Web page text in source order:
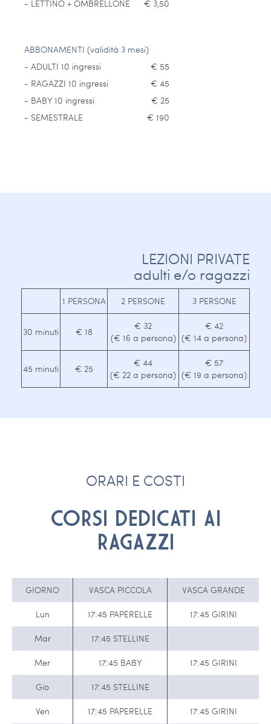
- LETTINO + OMBRELLONE € 3,50
ABBONAMENTI (validità 3 mesi)
- ADULTI 10 ingressi
€ 55
- RAGAZZI 10 ingressi
€ 45
- BABY 10 ingressi
€ 25
- SEMESTRALE
€ 190
LEZIONI PRIVATE
adulti e/o ragazzi
1 PERSONA 2 PERSONE 3 PERSONE
30 minuti € 18
€ 32
(€ 16 a persona)
€ 42
(€ 14 a persona)
45 minuti € 25
€ 44
(€ 22 a persona)
€ 57
(€ 19 a persona)
ORARI E COSTI
CORSI DEDICATI AI
RAGAZZI
GIORNO VASCA PICCOLA VASCA GRANDE
Lun 17:45 PAPERELLE 17:45 GIRINI
Mar 17:45 STELLINE
Mer 17:45 BABY 17:45 GIRINI
Gio 17:45 STELLINE
Ven 17:45 PAPERELLE 17:45 GIRINI